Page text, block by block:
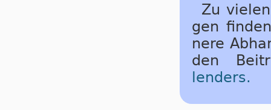
Zu
gen
ne­re
den
lenders.